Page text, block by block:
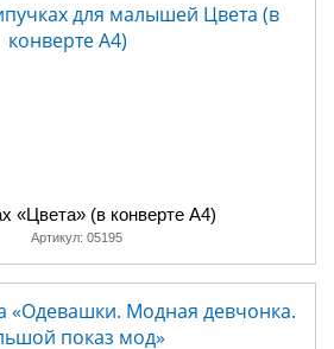
«Цвета» (в конверте A4)
Артикул: 05195